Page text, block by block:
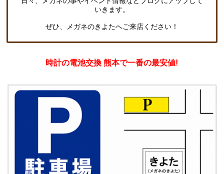
いきます。
ぜひ、メガネのきよたへご来店ください！
時計の電池交換 熊本で一番の最安値!